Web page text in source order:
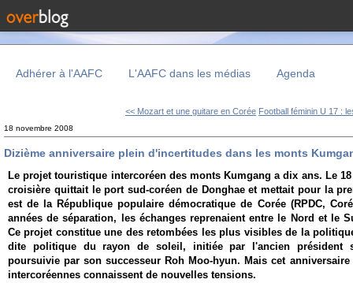
Adhérer à l'AAFC L'AAFC dans les médias Agenda
<< Mozart et une guitare en Corée Football féminin U 17 :
18 novembre 2008
Dizième anniversaire plein d'incertitudes dans les monts
Le projet touristique intercoréen des monts Kumgang a dix ans. Le
croisière quittait le port sud-coréen de Donghae et mettait pour la
est de la République populaire démocratique de Corée (RPDC,
années de séparation, les échanges reprenaient entre le Nord et le
Ce projet constitue une des retombées les plus visibles de la
dite politique du rayon de soleil, initiée par l'ancien président
poursuivie par son successeur Roh Moo-hyun. Mais cet
intercoréennes connaissent de nouvelles tensions.